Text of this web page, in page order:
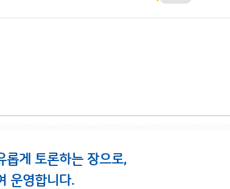
롭게 토론하는 장으로,
운영합니다.